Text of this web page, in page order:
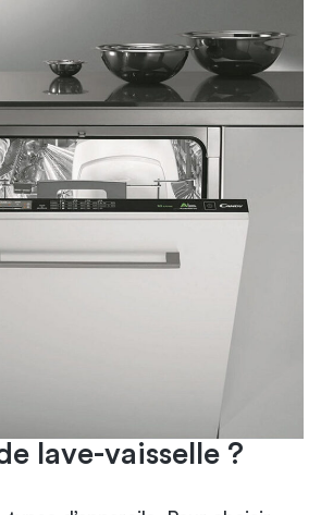
lave-vaisselle ?